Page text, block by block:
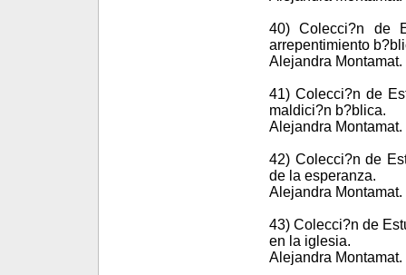
40) Colecci?n de
arrepentimiento
Alejandra
41) Colecci?n de
maldici?n b?blica.
Alejandra
42) Colecci?n de
de la esperanza.
Alejandra
43) Colecci?n de
en la iglesia.
Alejandra